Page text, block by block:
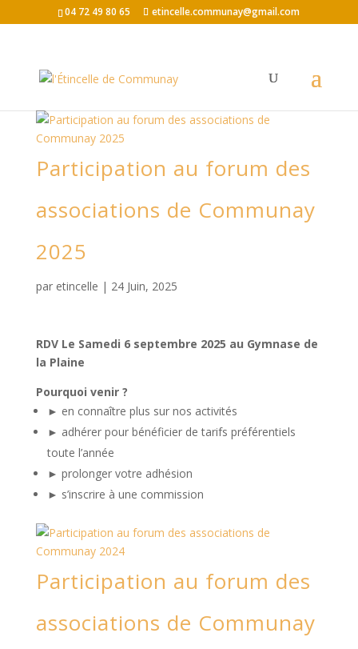
04 72 49 80 65 etincelle.communay@gmail.com
Participation au forum des
associations de Communay
2025
par etincelle | 24 Juin, 2025
RDV Le Samedi 6 septembre 2025 au Gymnase de
la Plaine
Pourquoi venir ?
► en connaître plus sur nos activités
► adhérer pour bénéficier de tarifs préférentiels
toute l’année
► prolonger votre adhésion
► s’inscrire à une commission
Participation au forum des
associations de Communay